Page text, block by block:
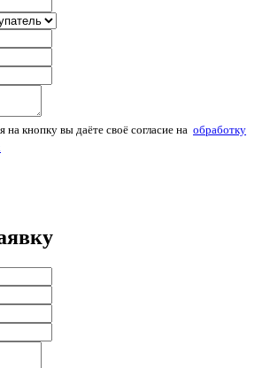
на кнопку вы даёте своё согласие на обработку